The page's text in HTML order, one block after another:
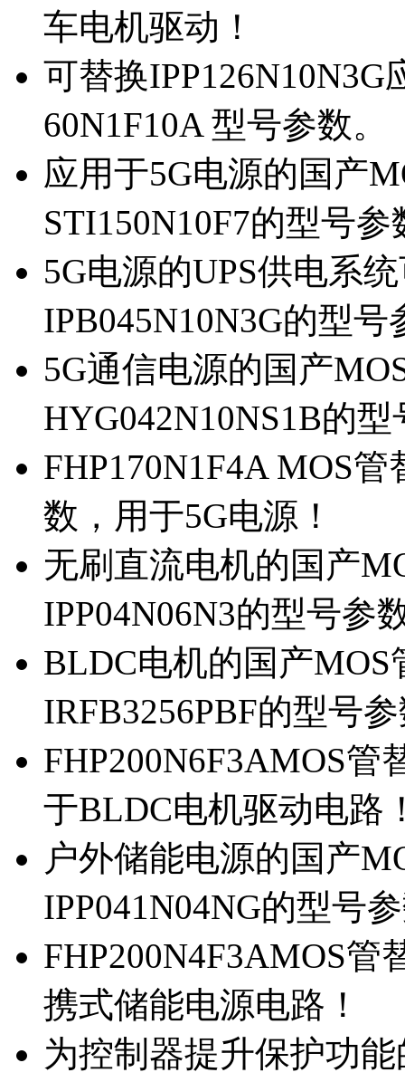
车电机驱动！
可替换
60N1F10A 型号参数。
应用于5G电源的国产
STI150N10F7的型号参
5G电源的UPS供电系
IPB045N10N3G的型号
5G通信电源的国产
HYG042N10NS1B的
FHP170N1F4A MOS
数，用于5G电源！
无刷直流电机的国产
IPP04N06N3的型号参
BLDC电机的国产MOS
IRFB3256PBF的型号
FHP200N6F3AMOS管
于BLDC电机驱动电路
户外储能电源的国产
IPP041N04NG的型号
FHP200N4F3AMOS管
携式储能电源电路！
为控制器提升保护功